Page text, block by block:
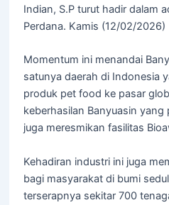
Indian, S.P turut hadir dalam
Perdana. Kamis (12/02/2026)
Momentum ini menandai
satunya daerah di Indonesia
produk pet food ke pasar
keberhasilan Banyuasin yang
juga meresmikan fasilitas
Kehadiran industri ini juga
bagi masyarakat di bumi
terserapnya sekitar 700